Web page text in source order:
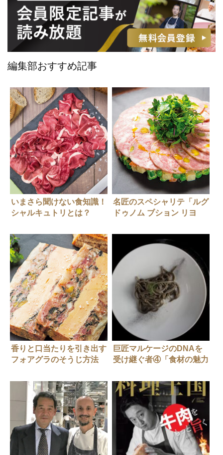
編集部おすすめ記事
いまさら聞けない食知識！
シャルキュトリとは？
名匠のスペシャリテ「ルグ
ドゥノム ブション リヨ
香りと口当たりを引き出す
フォアグラのそうじ方法
巨匠マルケージのDNAを
受け継ぐ者④「食材の魅力
リコ・クリッパ〜